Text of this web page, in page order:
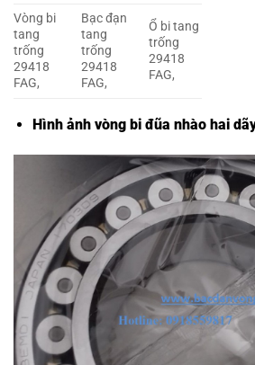
Vòng bi
tang
trống
29418
FAG,
Bạc đạn
tang
trống
29418
FAG,
Ổ bi tang
trống
29418
FAG,
Hình ảnh vòng bi đũa nhào hai